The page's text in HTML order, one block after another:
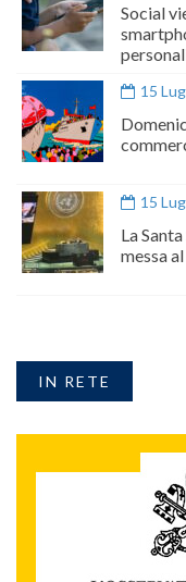
Social
15
15
La
messa
IN RETE